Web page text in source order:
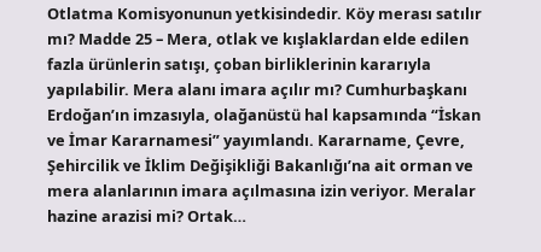
Otlatma Komisyonunun yetkisindedir. Köy merası satılır
mı? Madde 25 – Mera, otlak ve kışlaklardan elde edilen
fazla ürünlerin satışı, çoban birliklerinin kararıyla
yapılabilir. Mera alanı imara açılır mı? Cumhurbaşkanı
Erdoğan’ın imzasıyla, olağanüstü hal kapsamında “İskan
ve İmar Kararnamesi” yayımlandı. Kararname, Çevre,
Şehircilik ve İklim Değişikliği Bakanlığı’na ait orman ve
mera alanlarının imara açılmasına izin veriyor. Meralar
hazine arazisi mi? Ortak…